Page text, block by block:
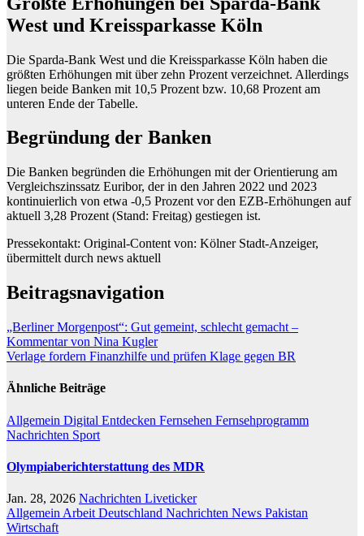
West und Kreissparkasse Köln
Die Sparda-Bank West und die Kreissparkasse Köln haben die
größten Erhöhungen mit über zehn Prozent verzeichnet. Allerdings
liegen beide Banken mit 10,5 Prozent bzw. 10,68 Prozent am
unteren Ende der Tabelle.
Begründung der Banken
Die Banken begründen die Erhöhungen mit der Orientierung am
Vergleichszinssatz Euribor, der in den Jahren 2022 und 2023
kontinuierlich von etwa -0,5 Prozent vor den EZB-Erhöhungen auf
aktuell 3,28 Prozent (Stand: Freitag) gestiegen ist.
Pressekontakt: Original-Content von: Kölner Stadt-Anzeiger,
übermittelt durch news aktuell
Beitragsnavigation
„Berliner Morgenpost“: Gut gemeint, schlecht gemacht –
Kommentar von Nina Kugler
Verlage fordern Finanzhilfe und prüfen Klage gegen BR
Ähnliche Beiträge
Allgemein Digital Entdecken Fernsehen Fernsehprogramm
Nachrichten Sport
Olympiaberichterstattung des MDR
Jan. 28, 2026 Nachrichten Liveticker
Allgemein Arbeit Deutschland Nachrichten News Pakistan
Wirtschaft